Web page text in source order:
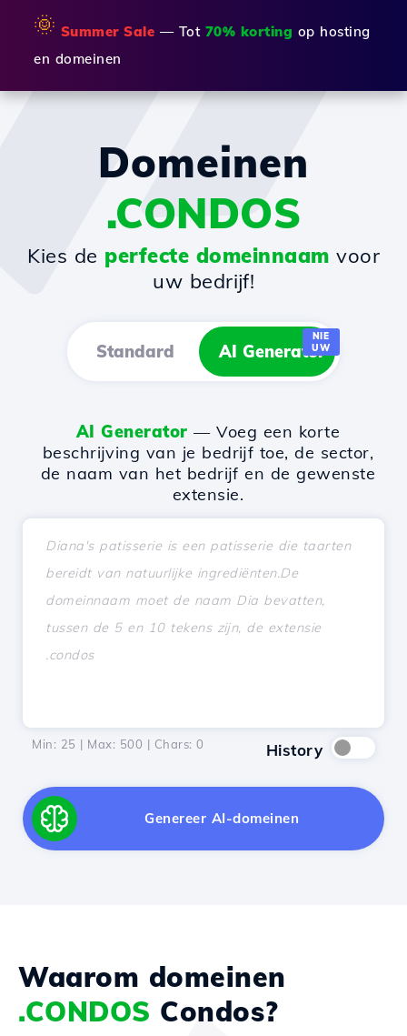
🌞 Summer Sale — Tot 70% korting op hosting
en domeinen
Domeinen
.CONDOS
Kies de perfecte domeinnaam voor
uw bedrijf!
Standard AI Generator
NIE
UW
AI Generator — Voeg een korte
beschrijving van je bedrijf toe, de sector,
de naam van het bedrijf en de gewenste
extensie.
Min: 25 | Max: 500 | Chars: 0 History
Genereer AI-domeinen
Waarom domeinen
.CONDOS Condos?